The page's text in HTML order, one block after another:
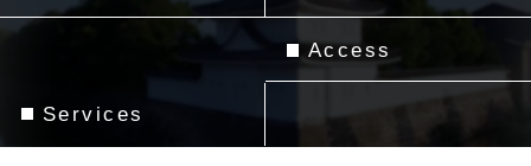
Services
Access